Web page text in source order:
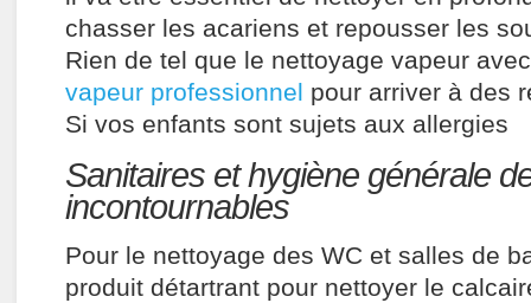
chasser les acariens et repousser les
Rien de tel que le nettoyage vapeur
vapeur professionnel pour arriver à des
Si vos enfants sont sujets aux allergies
Sanitaires et hygiène générale
incontournables
Pour le nettoyage des WC et salles de
produit détartrant pour nettoyer le